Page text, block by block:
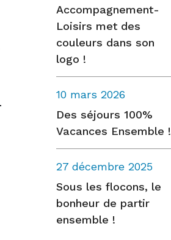
Accompagnement-
Loisirs met des
couleurs dans son
logo !
Des séjours 100%
Vacances Ensemble !
10 mars 2026
Sous les flocons, le
bonheur de partir
ensemble !
27 décembre 2025